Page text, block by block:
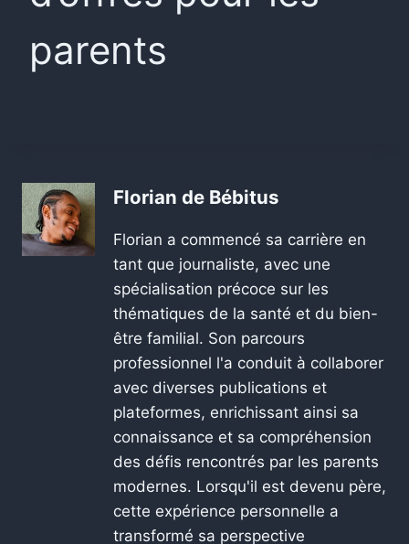
parents
Florian de Bébitus
Florian a commencé sa carrière en
tant que journaliste, avec une
spécialisation précoce sur les
thématiques de la santé et du bien-
être familial. Son parcours
professionnel l'a conduit à collaborer
avec diverses publications et
plateformes, enrichissant ainsi sa
connaissance et sa compréhension
des défis rencontrés par les parents
modernes. Lorsqu'il est devenu père,
cette expérience personnelle a
transformé sa perspective